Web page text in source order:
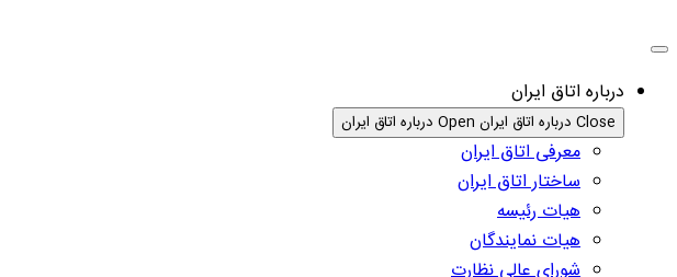
درباره اتاق ایران
Close درباره اتاق ایران Open درباره اتاق ایران
معرفی اتاق ایران
ساختار اتاق ایران
هیات رئیسه
هیات نمایندگان
شورای عالی نظارت